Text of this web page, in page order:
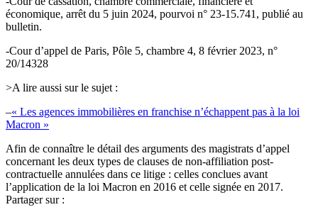
économique, arrêt du 5 juin 2024, pourvoi n° 23-15.741, publié au
bulletin.
-Cour d’appel de Paris, Pôle 5, chambre 4, 8 février 2023, n°
20/14328
>A lire aussi sur le sujet :
–« Les agences immobilières en franchise n’échappent pas à la loi
Macron »
Afin de connaître le détail des arguments des magistrats d’appel
concernant les deux types de clauses de non-affiliation post-
contractuelle annulées dans ce litige : celles conclues avant
l’application de la loi Macron en 2016 et celle signée en 2017.
Partager sur :